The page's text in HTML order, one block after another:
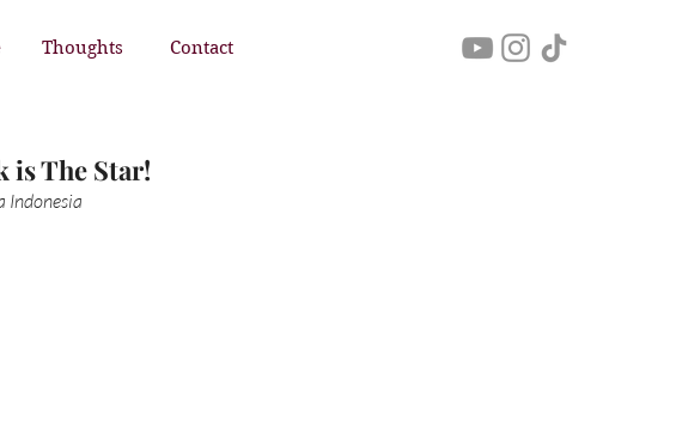
Thoughts Contact
is The Star!
Indonesia